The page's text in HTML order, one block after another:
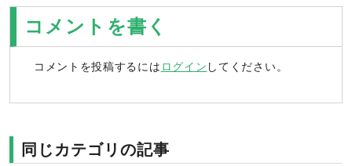
コメントを書く
コメントを投稿するには ログイン してください。
同じカテゴリの記事